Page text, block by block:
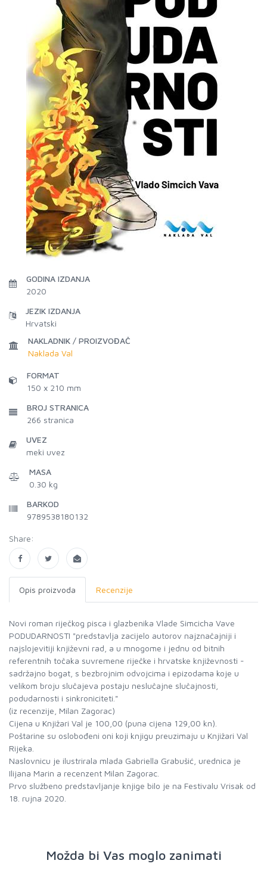
GODINA IZDANJA
2020
JEZIK IZDANJA
Hrvatski
NAKLADNIK / PROIZVOĐAČ
Naklada Val
FORMAT
150 x 210 mm
BROJ STRANICA
266 stranica
UVEZ
meki uvez
MASA
0.30 kg
BARKOD
9789538180132
Share:
Opis proizvoda Recenzije
Novi roman riječkog pisca i glazbenika Vlade Simcicha Vave
PODUDARNOSTI "predstavlja zacijelo autorov najznačajniji i
najslojevitiji književni rad, a u mnogome i jednu od bitnih
referentnih točaka suvremene riječke i hrvatske književnosti -
sadržajno bogat, s bezbrojnim odvojcima i epizodama koje u
velikom broju slučajeva postaju neslučajne slučajnosti,
podudarnosti i sinkroniciteti."
(iz recenzije, Milan Zagorac)
Cijena u Knjižari Val je 100,00 (puna cijena 129,00 kn).
Poštarine su oslobođeni oni koji knjigu preuzimaju u Knjižari Val
Rijeka.
Naslovnicu je ilustrirala mlada Gabriella Grabušić, urednica je
Ilijana Marin a recenzent Milan Zagorac.
Prvo službeno predstavljanje knjige bilo je na Festivalu Vrisak od
18. rujna 2020.
Možda bi Vas moglo zanimati